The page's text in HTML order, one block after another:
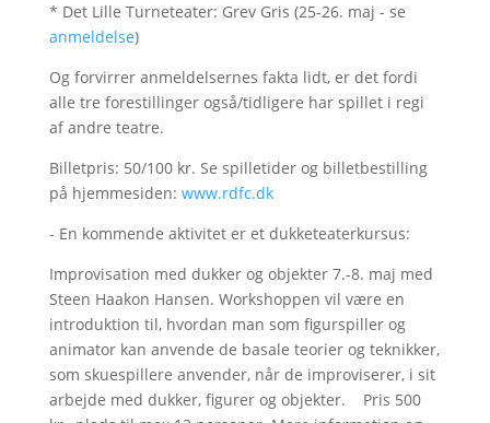
* Det Lille Turneteater: Grev Gris (25-26. maj - se
anmeldelse)
Og forvirrer anmeldelsernes fakta lidt, er det fordi
alle tre forestillinger også/tidligere har spillet i regi
af andre teatre.
Billetpris: 50/100 kr. Se spilletider og billetbestilling
på hjemmesiden: www.rdfc.dk
- En kommende aktivitet er et dukketeaterkursus:
Improvisation med dukker og objekter 7.-8. maj med
Steen Haakon Hansen. Workshoppen vil være en
introduktion til, hvordan man som figurspiller og
animator kan anvende de basale teorier og teknikker,
som skuespillere anvender, når de improviserer, i sit
arbejde med dukker, figurer og objekter. Pris 500